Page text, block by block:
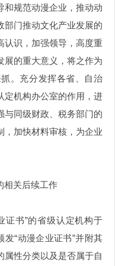
和规范动漫企业，推动动
部门推动文化产业发展的
认识，加强领导，高度重
展的重大意义，将之作为
。充分发挥各省、自治
定机构办公室的作用，进
与同级财政、税务部门的
，加快材料审核，为企业
相关后续工作
证书”的省级认定机构于
“动漫企业证书”并附其
性分类以及是否属于自